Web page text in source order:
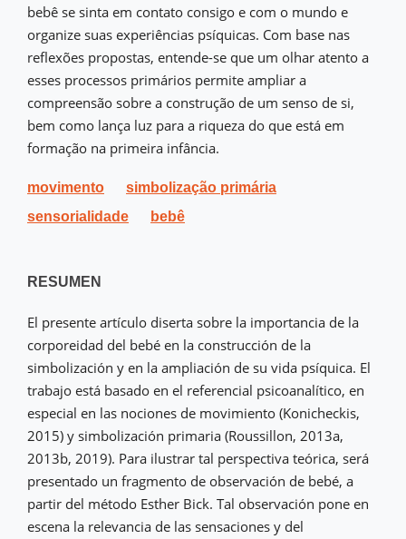
bebê se sinta em contato consigo e com o mundo e
organize suas experiências psíquicas. Com base nas
reflexões propostas, entende-se que um olhar atento a
esses processos primários permite ampliar a
compreensão sobre a construção de um senso de si,
bem como lança luz para a riqueza do que está em
formação na primeira infância.
movimento
simbolização primária
sensorialidade
bebê
RESUMEN
El presente artículo diserta sobre la importancia de la
corporeidad del bebé en la construcción de la
simbolización y en la ampliación de su vida psíquica. El
trabajo está basado en el referencial psicoanalítico, en
especial en las nociones de movimiento (Konicheckis,
2015) y simbolización primaria (Roussillon, 2013a,
2013b, 2019). Para ilustrar tal perspectiva teórica, será
presentado un fragmento de observación de bebé, a
partir del método Esther Bick. Tal observación pone en
escena la relevancia de las sensaciones y del